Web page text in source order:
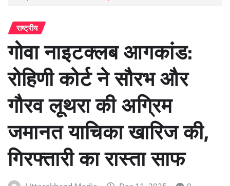
राष्ट्रीय
गोवा नाइटक्लब आगकांड:
रोहिणी कोर्ट ने सौरभ और
गौरव लूथरा की अग्रिम
जमानत याचिका खारिज की,
गिरफ्तारी का रास्ता साफ